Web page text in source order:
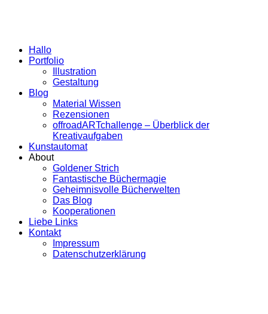
Hallo
Portfolio
Illustration
Gestaltung
Blog
Material Wissen
Rezensionen
offroadARTchallenge – Überblick der
Kreativaufgaben
Kunstautomat
About
Goldener Strich
Fantastische Büchermagie
Geheimnisvolle Bücherwelten
Das Blog
Kooperationen
Liebe Links
Kontakt
Impressum
Datenschutzerklärung